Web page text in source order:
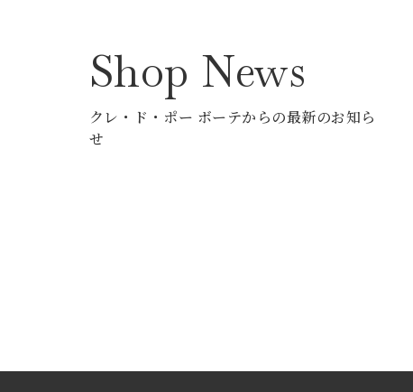
Shop News
クレ・ド・ポー ボーテからの最新のお知ら
せ